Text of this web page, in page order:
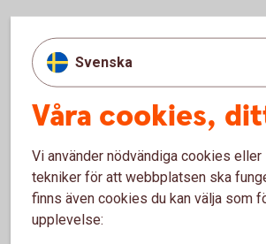
Typ av verksamhet
Skog och lantbruk
inom skog och lantbruk.
Skog ochlantbruk
Svenska
Våra cookies,
Vi använder nödvändiga cookies eller
tekniker för att webbplatsen ska
finns även cookies du kan välja som
upplevelse: